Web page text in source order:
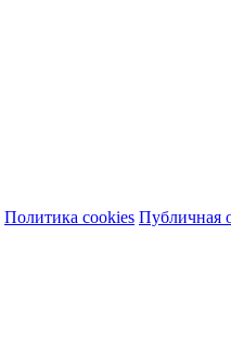
Политика cookies Публичная